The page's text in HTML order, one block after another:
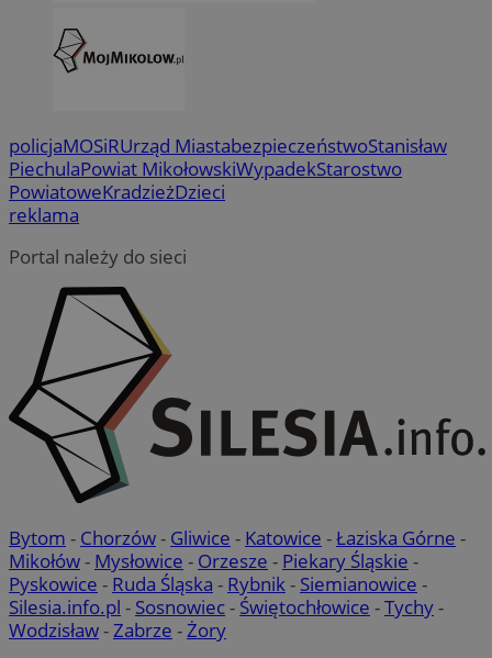
policjaMOSiRUrząd MiastabezpieczeństwoStanisław
PiechulaPowiat MikołowskiWypadekStarostwo
PowiatoweKradzieżDzieci
reklama
Portal należy do sieci
Bytom - Chorzów- Gliwice - Katowice -Łaziska Górne -
Mikołów- Mysłowice - Orzesze - Piekary Śląskie -
Pyskowice - Ruda Śląska - Rybnik- Siemianowice -
Silesia.info.pl - Sosnowiec- Świętochłowice -Tychy-
Wodzisław-Zabrze -Żory